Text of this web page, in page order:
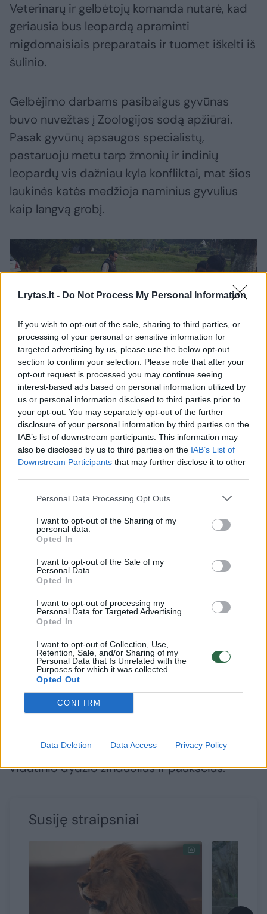
Lrytas.lt - Do Not Process My Personal Information
If you wish to opt-out of the sale, sharing to third parties, or
processing of your personal or sensitive information for
targeted advertising by us, please use the below opt-out
section to confirm your selection. Please note that after your
opt-out request is processed you may continue seeing
interest-based ads based on personal information utilized by
us or personal information disclosed to third parties prior to
your opt-out. You may separately opt-out of the further
disclosure of your personal information by third parties on the
IAB’s list of downstream participants. This information may
also be disclosed by us to third parties on the IAB’s List of
Downstream Participants that may further disclose it to other
Personal Data Processing Opt Outs
I want to opt-out of the Sharing of my
personal data.
Opted In
I want to opt-out of the Sale of my
Personal Data.
Opted In
I want to opt-out of processing my
Personal Data for Targeted Advertising.
Opted In
I want to opt-out of Collection, Use,
Retention, Sale, and/or Sharing of my
Personal Data that Is Unrelated with the
Purposes for which it was collected.
Opted Out
CONFIRM
Data Deletion Data Access Privacy Policy
Veterinarų ir gelbėtojų komanda nutarė, kad
geriausia bus leopardą apraminti
migdomaisiais preparatais ir tuomet iškelti iš
šulinio.
Gelbėjimo darbams pasibaigus gyvūnas
buvo nuvežtas į Zoologijos sodą apžiūrai.
Pasak gyvūnų apsaugos specialistų,
pastaruoju metu tarp žmonių ir indinių
leopardų vis dažniau kyla konfliktai, mat šios
laukinės katės medžioja naminius gyvulius
kaip langvą grobį.
Daugiau nuotraukų (7)
Į šulinį įkritęs indinis leopardas buvo išgelbėtas.
Scanpix/Reuters nuotr.
Vidurio Azijoje paplitusiems plėšrūnams, yra
Indiniai leopardai aptinkami Nepale, Butane,
Bangladeše, Pakistane, Indijoje, Pietų Kinijoje.
Gyvena sausuose lapuočių miškuose,
dykumose, tropinėse džiunglėse, spygliuočių
miškuose, neretai laikosi arčiau žmonių
gyvenamų teritorijų. 2015 metais buvo
suskaičiuota apie apie 12-14 tūkst. laisvėje
gyvenančių indinių leopardų.
Suaugę individai sveria iki 77 kg, gyvena apie
laipioja medžiais, medžioja smulkius ir
vidutinio dydžio žinduolius ir paukščius.
Susiję straipsniai